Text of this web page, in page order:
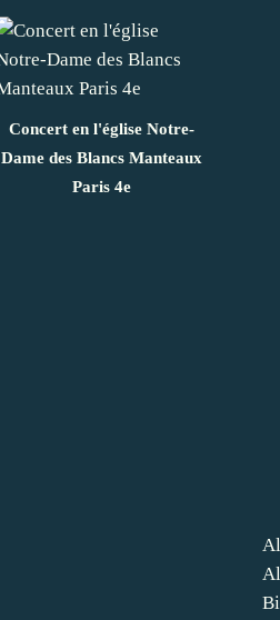
Concert en l'église Notre-
Dame des Blancs Manteaux
Paris 4e